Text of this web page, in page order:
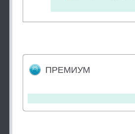
ПРЕМИУМ